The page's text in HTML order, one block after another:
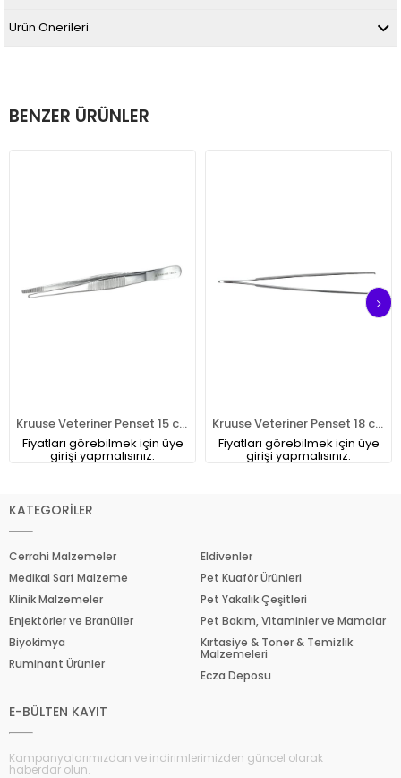
Ürün Önerileri
BENZER ÜRÜNLER
Kruuse Veteriner Penset 15 cm. Dişsiz
Fiyatları görebilmek için üye
girişi yapmalısınız.
Kruuse Veteriner Penset 18 cm. Dişli
Fiyatları görebilmek için üye
girişi yapmalısınız.
KATEGORİLER
Cerrahi Malzemeler
Medikal Sarf Malzeme
Klinik Malzemeler
Enjektörler ve Branüller
Biyokimya
Ruminant Ürünler
Eldivenler
Pet Kuaför Ürünleri
Pet Yakalık Çeşitleri
Pet Bakım, Vitaminler ve Mamalar
Kırtasiye & Toner & Temizlik
Malzemeleri
Ecza Deposu
E-BÜLTEN KAYIT
Kampanyalarımızdan ve indirimlerimizden güncel olarak
haberdar olun.